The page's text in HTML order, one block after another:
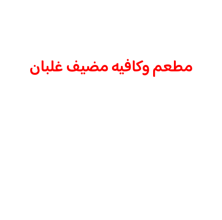
مطعم وكافيه مضيف غلبان